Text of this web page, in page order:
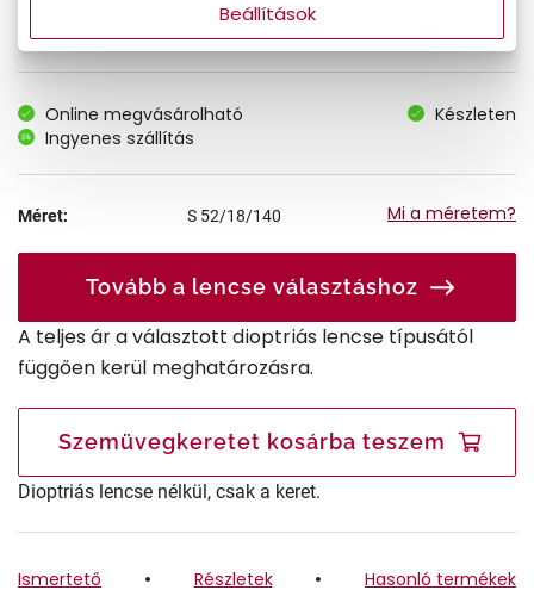
A feltűntetett ár a szemüvegkeretre vonatkozik.
Online megvásárolható
Készleten
Ingyenes szállítás
Méret: S 52/18/140 Mi a méretem?
Tovább a lencse választáshoz
A teljes ár a választott dioptriás lencse típusától
függően kerül meghatározásra.
Szemüvegkeretet kosárba teszem
Dioptriás lencse nélkül, csak a keret.
Ismertető Részletek Hasonló termékek
Beállítások